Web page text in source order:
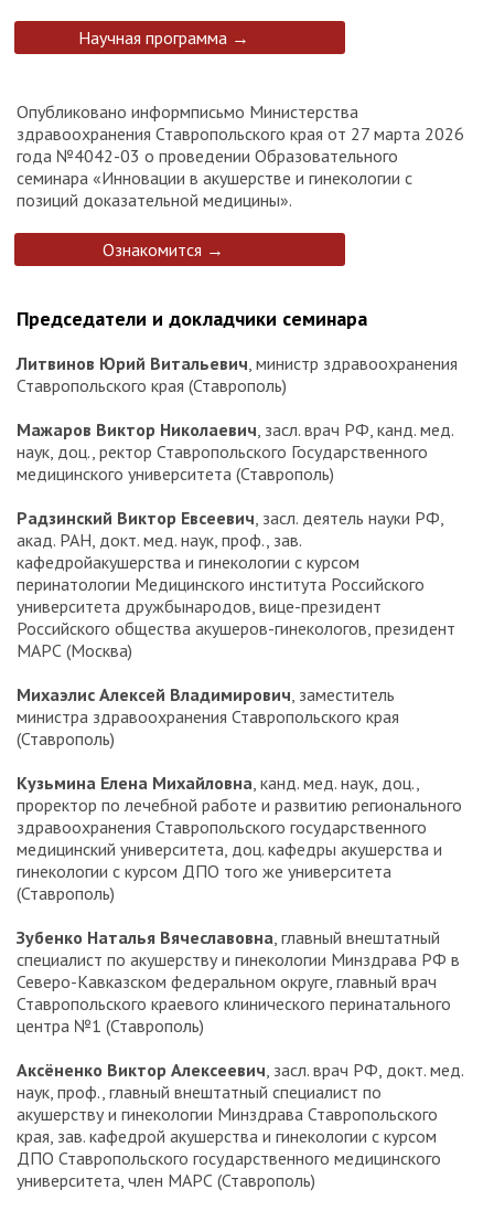
Научная программа →
Опубликовано информписьмо Министерства
здравоохранения Ставропольского края от 27 марта 2026
года №4042-03 о проведении Образовательного
семинара «Инновации в акушерстве и гинекологии с
позиций доказательной медицины».
Ознакомится →
Председатели и докладчики семинара
Литвинов Юрий Витальевич , министр здравоохранения
Ставропольского края (Ставрополь)
Мажаров Виктор Николаевич , засл. врач РФ, канд. мед.
наук, доц., ректор Ставропольского Государственного
медицинского университета (Ставрополь)
Радзинский Виктор Евсеевич , засл. деятель науки РФ,
акад. РАН, докт. мед. наук, проф., зав.
кафедройакушерства и гинекологии с курсом
перинатологии Медицинского института Российского
университета дружбынародов, вице-президент
Российского общества акушеров-гинекологов, президент
МАРС (Москва)
Михаэлис Алексей Владимирович , заместитель
министра здравоохранения Ставропольского края
(Ставрополь)
Кузьмина Елена Михайловна , канд. мед. наук, доц.,
проректор по лечебной работе и развитию регионального
здравоохранения Ставропольского государственного
медицинский университета, доц. кафедры акушерства и
гинекологии с курсом ДПО того же университета
(Ставрополь)
Зубенко Наталья Вячеславовна , главный внештатный
специалист по акушерству и гинекологии Минздрава РФ в
Северо-Кавказском федеральном округе, главный врач
Ставропольского краевого клинического перинатального
центра №1 (Ставрополь)
Аксёненко Виктор Алексеевич , засл. врач РФ, докт. мед.
наук, проф., главный внештатный специалист по
акушерству и гинекологии Минздрава Ставропольского
края, зав. кафедрой акушерства и гинекологии с курсом
ДПО Ставропольского государственного медицинского
университета, член МАРС (Ставрополь)